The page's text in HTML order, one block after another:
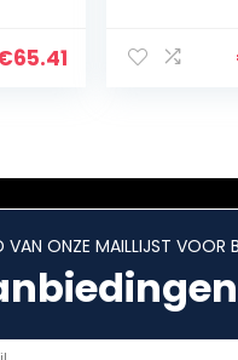
65.41
ies
VAN ONZE MAILLIJST VOOR